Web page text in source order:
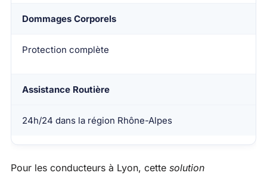
Dommages Corporels
Protection complète
Assistance Routière
24h/24 dans la région Rhône-Alpes
Pour les conducteurs à Lyon, cette solution